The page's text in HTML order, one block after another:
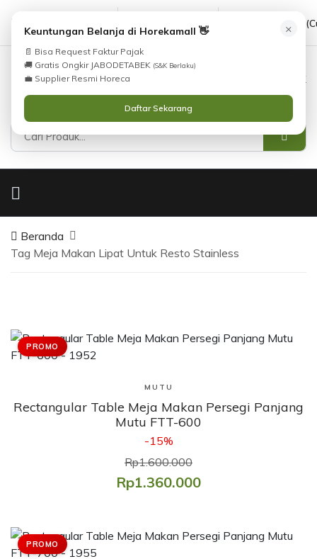
(021) 38783380 08551688000
Masuk
×
Keuntungan Belanja di Horekamall 👋
📄 Bisa Request Faktur Pajak
🚚 Gratis Ongkir JABODETABEK (S&K Berlaku)
💼 Supplier Resmi Horeca
Daftar Sekarang
Beranda
Tag Meja Makan Lipat Untuk Resto Stainless
PROMO
Lihat Produk
MUTU
Rectangular Table Meja Makan Persegi Panjang
Mutu FTT-600
-15%
Rp1.600.000
Rp1.360.000
PROMO